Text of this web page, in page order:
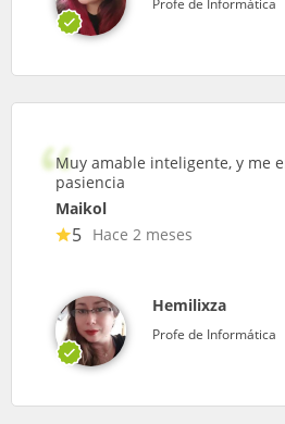
Profe de Informática
Muy amable inteligente, y me
pasiencia
Maikol
5 Hace 2 meses
Hemilixza
Profe de Informática